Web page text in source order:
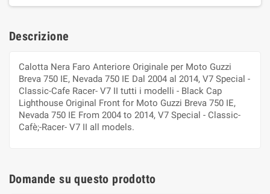
Descrizione
Calotta Nera Faro Anteriore Originale per Moto Guzzi
Breva 750 IE, Nevada 750 IE Dal 2004 al 2014, V7 Special -
Classic-Cafe Racer- V7 II tutti i modelli - Black Cap
Lighthouse Original Front for Moto Guzzi Breva 750 IE,
Nevada 750 IE From 2004 to 2014, V7 Special - Classic-
Cafè;-Racer- V7 II all models.
Domande su questo prodotto